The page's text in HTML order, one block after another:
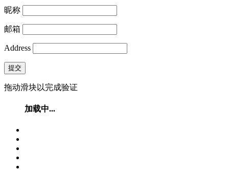
昵称
邮箱
Address
提交
拖动滑块以完成验证
加载中...